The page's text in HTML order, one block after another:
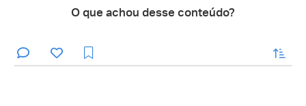
O que achou desse conteúdo?
enviar